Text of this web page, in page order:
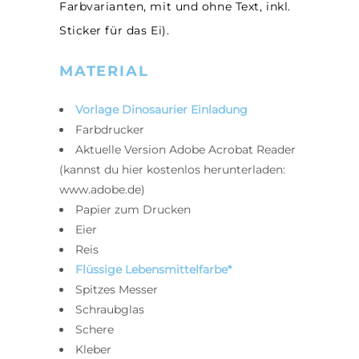
Farbvarianten, mit und ohne Text, inkl.
Sticker für das Ei).
MATERIAL
Vorlage Dinosaurier Einladung
Farbdrucker
Aktuelle Version Adobe Acrobat Reader
(kannst du hier kostenlos herunterladen:
www.adobe.de)
Papier zum Drucken
Eier
Reis
Flüssige Lebensmittelfarbe*
Spitzes Messer
Schraubglas
Schere
Kleber